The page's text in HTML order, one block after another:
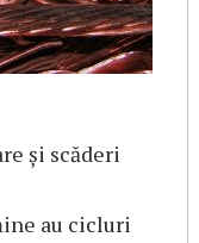
și scăderi
au cicluri